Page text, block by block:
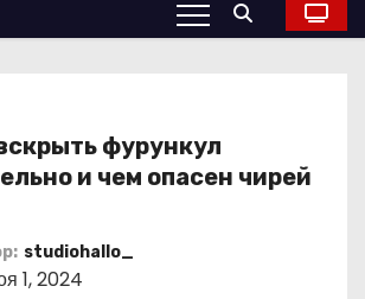
фурункул
и чем опасен чирей
studiohallo_
1, 2024